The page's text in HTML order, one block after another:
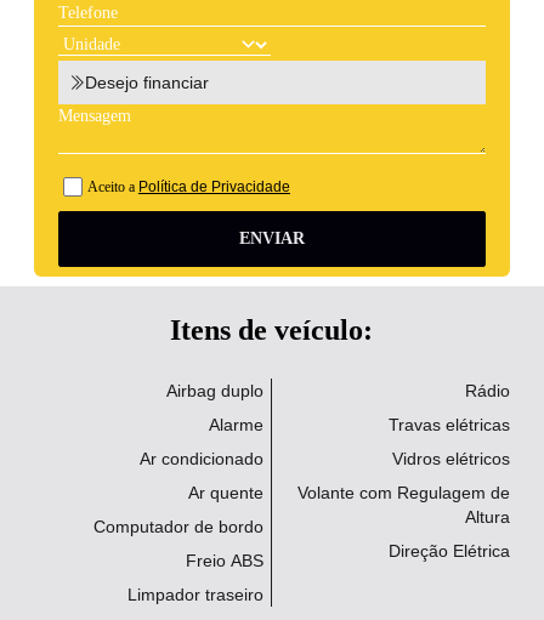
Desejo financiar
Aceito a Política de Privacidade
ENVIAR
Itens de veículo:
Airbag duplo
Alarme
Ar condicionado
Ar quente
Computador de bordo
Freio ABS
Limpador traseiro
Rádio
Travas elétricas
Vidros elétricos
Volante com Regulagem de
Altura
Direção Elétrica